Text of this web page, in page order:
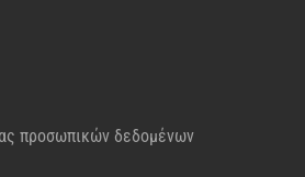
προσωπικών δεδομένων